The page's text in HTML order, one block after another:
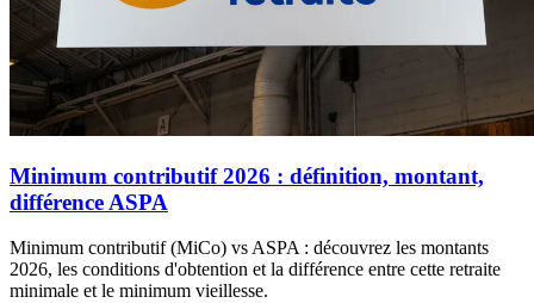
Minimum contributif 2026 : définition, montant,
différence ASPA
Minimum contributif (MiCo) vs ASPA : découvrez les montants
2026, les conditions d'obtention et la différence entre cette retraite
minimale et le minimum vieillesse.